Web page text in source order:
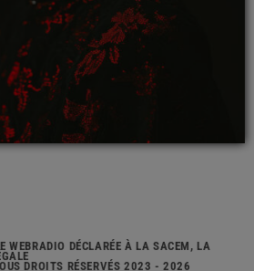
WEBRADIO DÉCLARÉE À LA SACEM, LA
DROITS RÉSERVÉS 2023 - 2026